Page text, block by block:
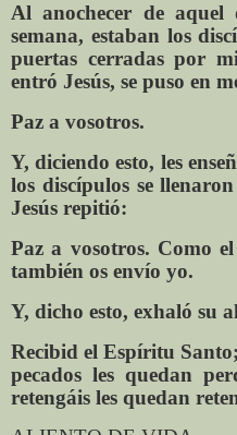
Al anochecer de
semana, estaban los
puertas cerradas por
entró Jesús, se puso en
Paz a vosotros.
Y, diciendo esto, les
los discípulos se
Jesús repitió:
Paz a vosotros. Como
también os envío yo.
Y, dicho esto, exhaló su
Recibid el Espíritu
pecados les quedan
retengáis les quedan